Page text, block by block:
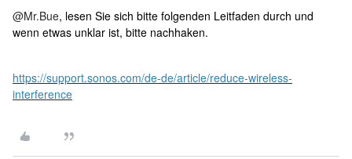
@Mr.Bue, lesen Sie sich bitte folgenden Leitfaden durch und
wenn etwas unklar ist, bitte nachhaken.
https://support.sonos.com/de-de/article/reduce-wireless-
interference